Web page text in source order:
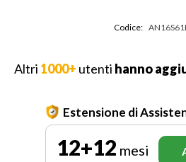
Codice:
Altri 1000+ utenti hanno
Estensione di
12+12 mesi